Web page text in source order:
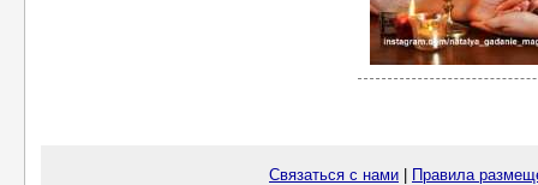
Связаться с нами Правила